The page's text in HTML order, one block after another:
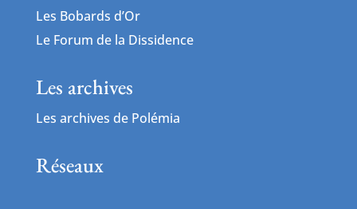
Les Bobards d’Or
Le Forum de la Dissidence
Les archives
Les archives de Polémia
Réseaux